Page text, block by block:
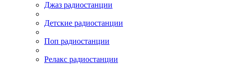
Джаз радиостанции
Детские радиостанции
Поп радиостанции
Релакс радиостанции